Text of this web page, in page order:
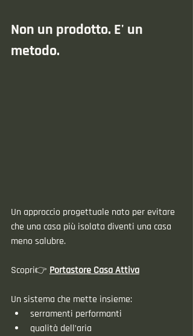
Non un prodotto. E' un
metodo.
Un approccio progettuale nato per evitare
che una casa più isolata diventi una casa
meno salubre.
Scopri👉 Portastore Casa Attiva
Un sistema che mette insieme:
serramenti performanti
qualità dell’aria